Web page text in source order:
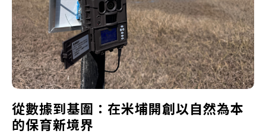
從數據到基圍：在米埔開創以自然為本
的保育新境界